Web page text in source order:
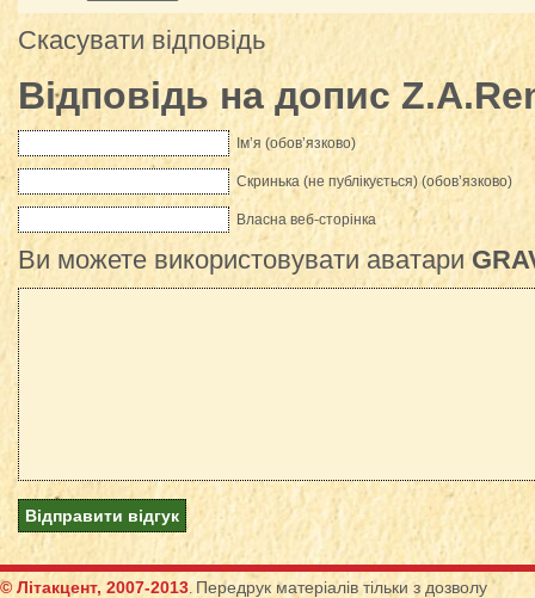
Скасувати відповідь
Відповідь на допис
Ім’я (обов’язково)
Скринька (не публікується) (обов’язково)
Власна веб-сторінка
Ви можете використовувати аватари
© Літакцент, 2007-2013. Передрук матеріалів тільки з дозволу